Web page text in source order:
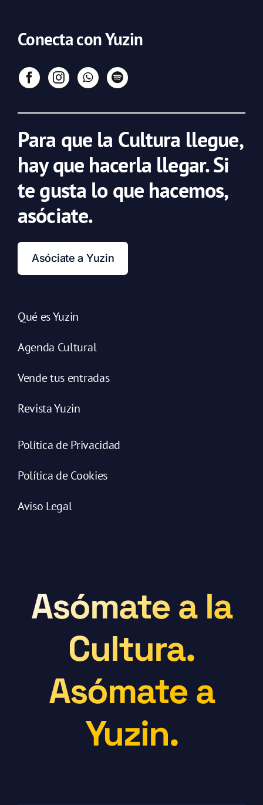
Conecta con Yuzin
Para que la Cultura llegue,
hay que hacerla llegar. Si
te gusta lo que hacemos,
asóciate.
Asóciate a Yuzin
Qué es Yuzin
Agenda Cultural
Vende tus entradas
Revista Yuzin
Política de Privacidad
Política de Cookies
Aviso Legal
Asómate a la
Cultura.
Asómate a
Yuzin.